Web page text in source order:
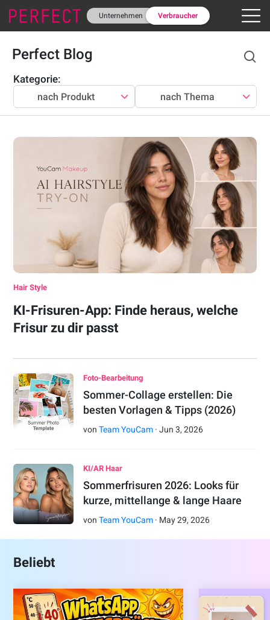
Unternehmen Verbraucher
Perfect Blog
Kategorie:
nach Produkt nach Thema
Hair Style
KI-Frisuren-App: Finde heraus, welche
Frisur zu dir passt
Foto-Bearbeitung
Sommer-Collage erstellen: Die
besten Vorlagen & Tipps (2026)
vonTeam YouCam ·Jun 3,2026
KI/AR Haar
Sommerfrisuren 2026: Looks für
kurze, mittellange & lange Haare
vonTeam YouCam · May 29,2026
Beliebt